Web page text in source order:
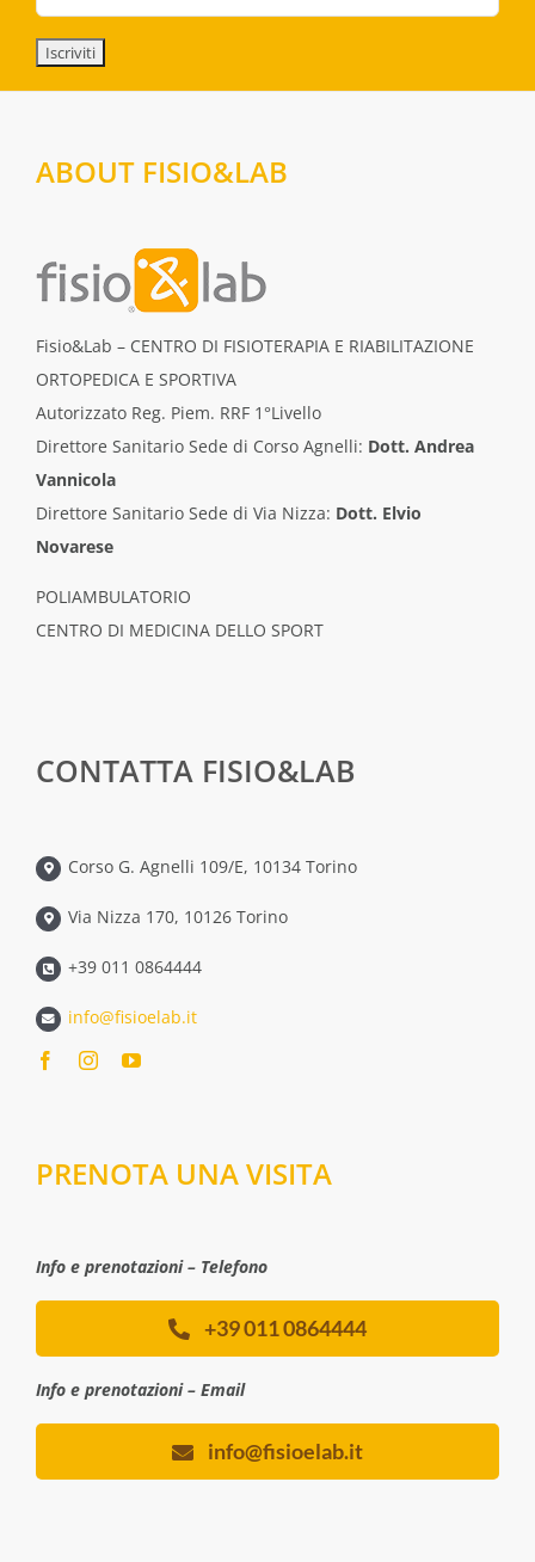
ABOUT FISIO&LAB
Fisio&Lab – CENTRO DI FISIOTERAPIA E RIABILITAZIONE
ORTOPEDICA E SPORTIVA
Autorizzato Reg. Piem. RRF 1°Livello
Direttore Sanitario Sede di Corso Agnelli: Dott. Andrea
Vannicola
Direttore Sanitario Sede di Via Nizza: Dott. Elvio
Novarese
POLIAMBULATORIO
CENTRO DI MEDICINA DELLO SPORT
CONTATTA FISIO&LAB
Corso G. Agnelli 109/E, 10134 Torino
Via Nizza 170, 10126 Torino
+39 011 0864444
info@fisioelab.it
PRENOTA UNA VISITA
Info e prenotazioni – Telefono
+39 011 0864444
Info e prenotazioni – Email
info@fisioelab.it